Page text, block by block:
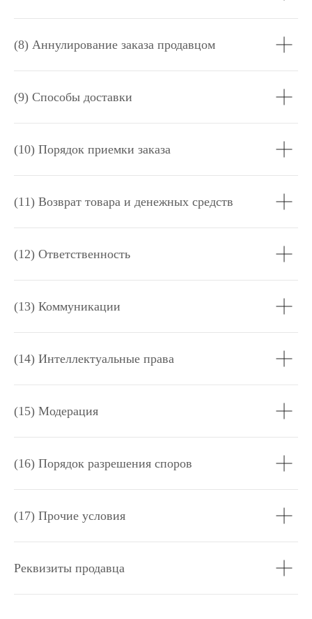
(8) Аннулирование заказа продавцом
(9) Способы доставки
(10) Порядок приемки заказа
(11) Возврат товара и денежных средств
(12) Ответственность
(13) Коммуникации
(14) Интеллектуальные права
(15) Модерация
(16) Порядок разрешения споров
(17) Прочие условия
Реквизиты продавца